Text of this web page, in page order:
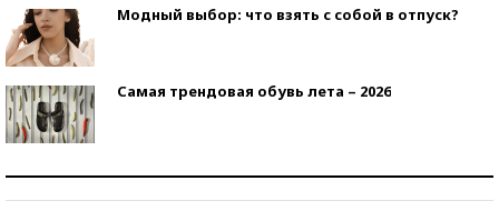
Модный выбор: что взять с собой в отпуск?
Самая трендовая обувь лета – 2026